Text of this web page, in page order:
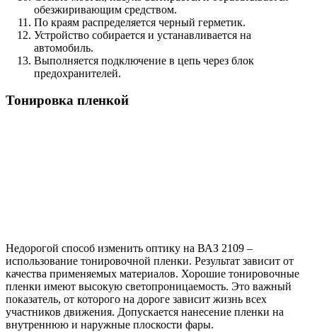
обезжиривающим средством.
По краям распределяется черный герметик.
Устройство собирается и устанавливается на
автомобиль.
Выполняется подключение в цепь через блок
предохранителей.
Тонировка пленкой
Недорогой способ изменить оптику на ВАЗ 2109 –
использование тонировочной пленки. Результат зависит от
качества применяемых материалов. Хорошие тонировочные
пленки имеют высокую светопроницаемость. Это важный
показатель, от которого на дороге зависит жизнь всех
участников движения. Допускается нанесение пленки на
внутреннюю и наружные плоскости фары.